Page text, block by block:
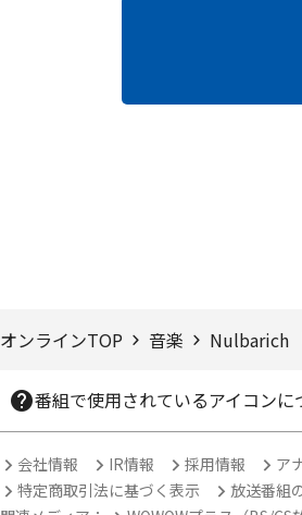
オンラインTOP 音楽 Nulbarich
番組で使用されているアイコンに
会社情報 IR情報 採用情報 ア
特定商取引法に基づく表示
放送番組